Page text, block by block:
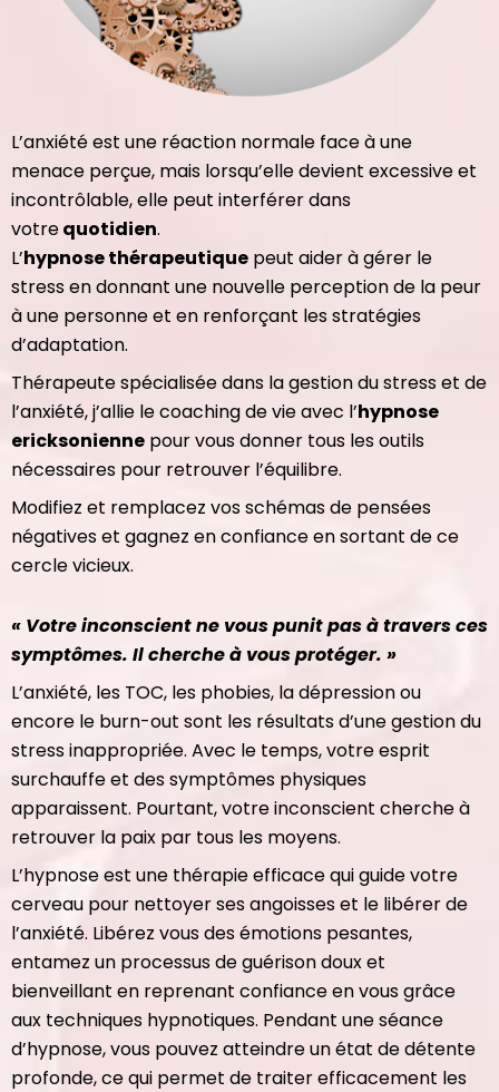
L’anxiété est une réaction normale face à une
menace perçue, mais lorsqu’elle devient excessive et
incontrôlable, elle peut interférer dans
votrequotidien.
L’hypnose thérapeutique peut aider à gérer le
stress en donnant une nouvelle perception de la peur
à une personne et en renforçant les stratégies
d’adaptation.
Thérapeute spécialisée dans la gestion du stress et de
l’anxiété, j’allie le coaching de vie avec l’hypnose
ericksonienne pour vous donner tous les outils
nécessaires pour retrouver l’équilibre.
Modifiez et remplacez vos schémas de pensées
négatives et gagnez en confiance en sortant de ce
cercle vicieux.
« Votre inconscient ne vous punit pas à travers ces
symptômes. Il cherche à vous protéger. »
L’anxiété, les TOC, les phobies, la dépression ou
encore le burn-out sont les résultats d’une gestion du
stress inappropriée. Avec le temps, votre esprit
surchauffe et des symptômes physiques
apparaissent. Pourtant, votre inconscient cherche à
retrouver la paix par tous les moyens.
L’hypnose est une thérapie efficace qui guide votre
cerveau pour nettoyer ses angoisses et le libérer de
l’anxiété. Libérez vous des émotions pesantes,
entamez un processus de guérison doux et
bienveillant en reprenant confiance en vous grâce
aux techniques hypnotiques. Pendant une séance
d’hypnose, vous pouvez atteindre un état de détente
profonde, ce qui permet de traiter efficacement les